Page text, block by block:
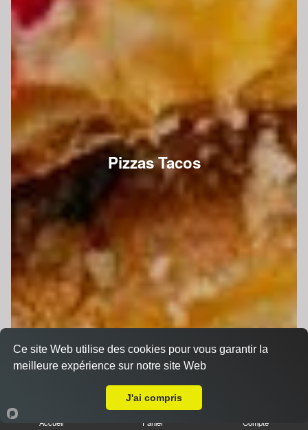
Pizzas Tacos
Accueil Panier Compte
Ce site Web utilise des cookies pour vous garantir la
meilleure expérience sur notre site Web
J'ai compris